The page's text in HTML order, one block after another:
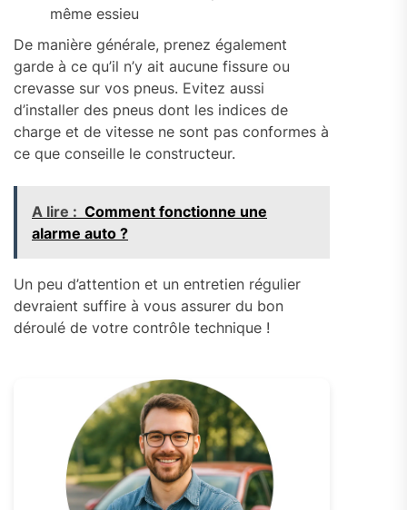
même essieu
De manière générale, prenez également
garde à ce qu’il n’y ait aucune fissure ou
crevasse sur vos pneus. Evitez aussi
d’installer des pneus dont les indices de
charge et de vitesse ne sont pas conformes à
ce que conseille le constructeur.
A lire : Comment fonctionne une
alarme auto ?
Un peu d’attention et un entretien régulier
devraient suffire à vous assurer du bon
déroulé de votre contrôle technique !